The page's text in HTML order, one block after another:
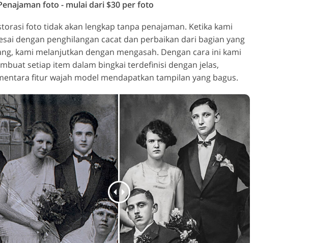
foto - mulai dari $30 per foto
foto tidak akan lengkap tanpa penajaman. Ketika kami
dengan penghilangan cacat dan perbaikan dari bagian yang
kami melanjutkan dengan mengasah. Dengan cara ini kami
setiap item dalam bingkai terdefinisi dengan jelas,
fitur wajah model mendapatkan tampilan yang bagus.